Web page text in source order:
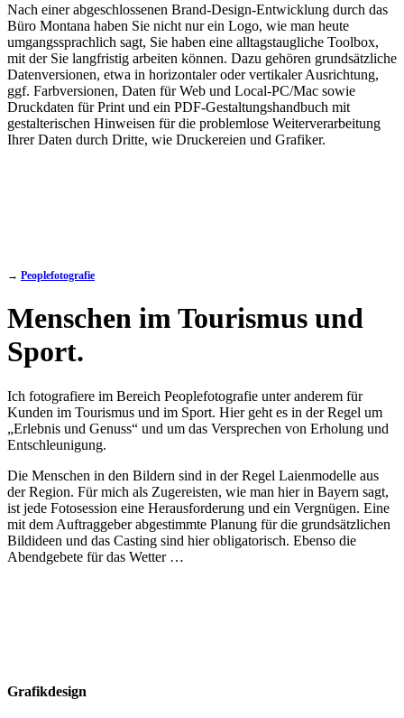
Nach einer abgeschlossenen Brand-Design-Entwicklung durch das
Büro Montana haben Sie nicht nur ein Logo, wie man heute
umgangssprachlich sagt, Sie haben eine alltagstaugliche Toolbox,
mit der Sie langfristig arbeiten können. Dazu gehören grundsätzliche
Datenversionen, etwa in horizontaler oder vertikaler Ausrichtung,
ggf. Farbversionen, Daten für Web und Local-PC/Mac sowie
Druckdaten für Print und ein PDF-Gestaltungshandbuch mit
gestalterischen Hinweisen für die problemlose Weiterverarbeitung
Ihrer Daten durch Dritte, wie Druckereien und Grafiker.
→ Peoplefotografie
Menschen im Tourismus und
Sport.
Ich fotografiere im Bereich Peoplefotografie unter anderem für
Kunden im Tourismus und im Sport. Hier geht es in der Regel um
„Erlebnis und Genuss“ und um das Versprechen von Erholung und
Entschleunigung.
Die Menschen in den Bildern sind in der Regel Laienmodelle aus
der Region. Für mich als Zugereisten, wie man hier in Bayern sagt,
ist jede Fotosession eine Herausforderung und ein Vergnügen. Eine
mit dem Auftraggeber abgestimmte Planung für die grundsätzlichen
Bildideen und das Casting sind hier obligatorisch. Ebenso die
Abendgebete für das Wetter …
Grafikdesign